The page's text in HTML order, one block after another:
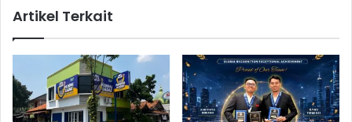
a
n
a
p
n
K
e
Artikel Terkait